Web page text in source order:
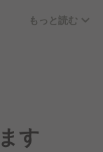
もっと読む
す